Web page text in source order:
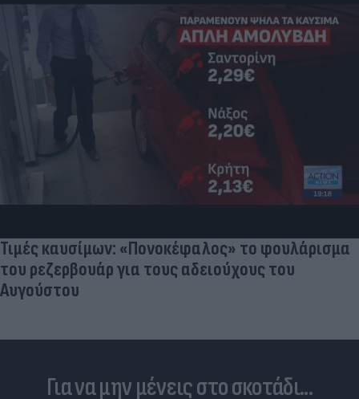
Τιμές καυσίμων: «Πονοκέφαλος» το φουλάρισμα
του ρεζερβουάρ για τους αδειούχους του
Αυγούστου
Για να μην μένεις στο σκοτάδι...